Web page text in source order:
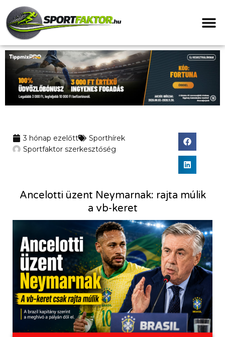
3 hónap ezelőtt
Sporthírek
Sportfaktor szerkesztőség
Ancelotti üzent Neymarnak: rajta múlik
a vb-keret